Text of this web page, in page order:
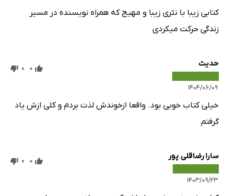
کتابی زیبا با نثری زیبا و مهیج که همراه نویسنده در مسیر
زندگی حرکت میکردی
حدیث
۱۴۰۴/۰۶/۰۹
0
0
خیلی کتاب خوبی بود. واقعا ازخوندش لذت بردم و کلی ازش یاد
گرفتم
سارا رضاقلی پور
۱۴۰۳/۰۹/۲۳
0
0